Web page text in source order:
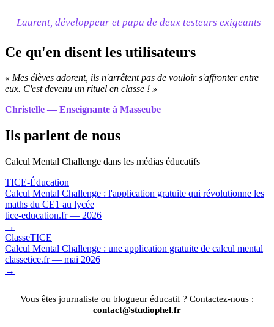
— Laurent, développeur et papa de deux testeurs exigeants
Ce qu'en disent les utilisateurs
« Mes élèves adorent, ils n'arrêtent pas de vouloir s'affronter entre
eux. C'est devenu un rituel en classe ! »
Christelle — Enseignante à Masseube
Ils parlent de nous
Calcul Mental Challenge dans les médias éducatifs
TICE-Éducation
Calcul Mental Challenge : l'application gratuite qui révolutionne les
maths du CE1 au lycée
tice-education.fr — 2026
→
ClasseTICE
Calcul Mental Challenge : une application gratuite de calcul mental
classetice.fr — mai 2026
→
Vous êtes journaliste ou blogueur éducatif ? Contactez-nous :
contact@studiophel.fr